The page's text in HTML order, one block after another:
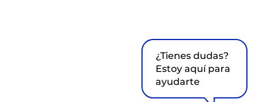
¿Tienes dudas?
Estoy aquí para
ayudarte